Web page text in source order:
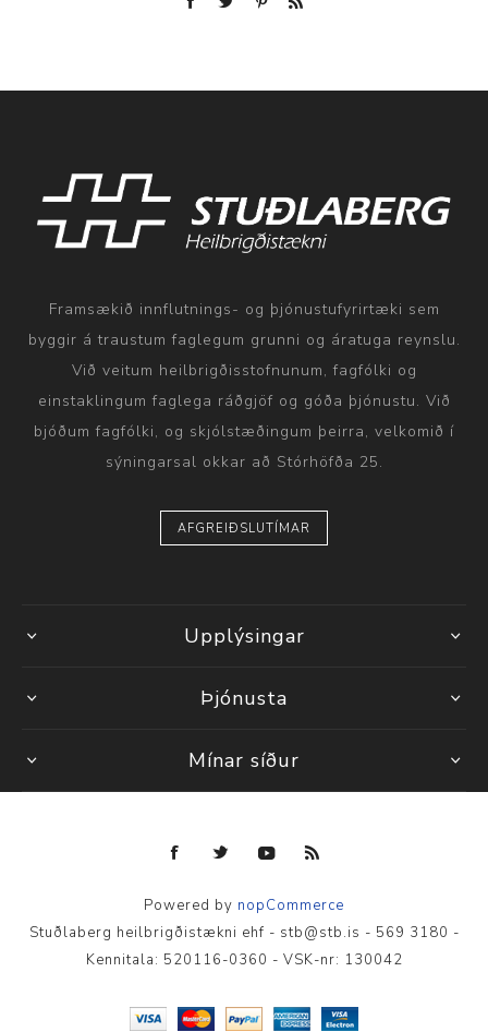
Framsækið innflutnings- og þjónustufyrirtæki sem
byggir á traustum faglegum grunni og áratuga reynslu.
Við veitum heilbrigðisstofnunum, fagfólki og
einstaklingum faglega ráðgjöf og góða þjónustu. Við
bjóðum fagfólki, og skjólstæðingum þeirra, velkomið í
sýningarsal okkar að Stórhöfða 25.
AFGREIÐSLUTÍMAR
Upplýsingar
Þjónusta
Mínar síður
Powered by nopCommerce
Stuðlaberg heilbrigðistækni ehf - stb@stb.is - 569 3180 -
Kennitala: 520116-0360 - VSK-nr: 130042